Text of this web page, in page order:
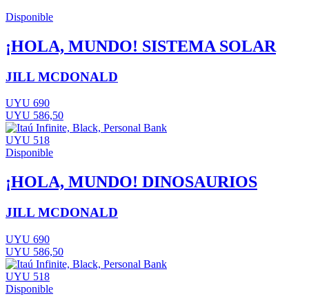
Disponible
¡HOLA, MUNDO! SISTEMA SOLAR
JILL MCDONALD
UYU 690
UYU 586,50
UYU 518
Disponible
¡HOLA, MUNDO! DINOSAURIOS
JILL MCDONALD
UYU 690
UYU 586,50
UYU 518
Disponible